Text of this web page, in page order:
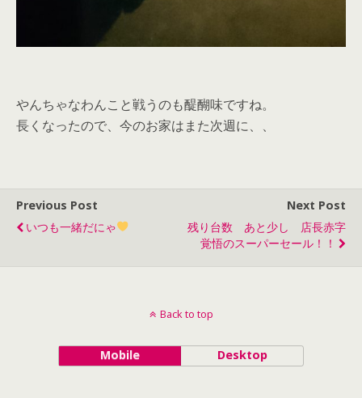
やんちゃなわんこと戦うのも醍醐味ですね。
長くなったので、今のお家はまた次週に、、
Previous Post
いつも一緒だにゃ
Next Post
残り台数 あと少し 店長赤字
覚悟のスーパーセール！！
Back to top
Mobile Desktop